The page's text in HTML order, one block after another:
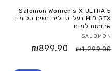
Salomon Women's X ULTRA 5
MID GTX נעלי טיולים נשים סלומון
אתומות למים
SALOMON
₪1,299.00
₪899.90